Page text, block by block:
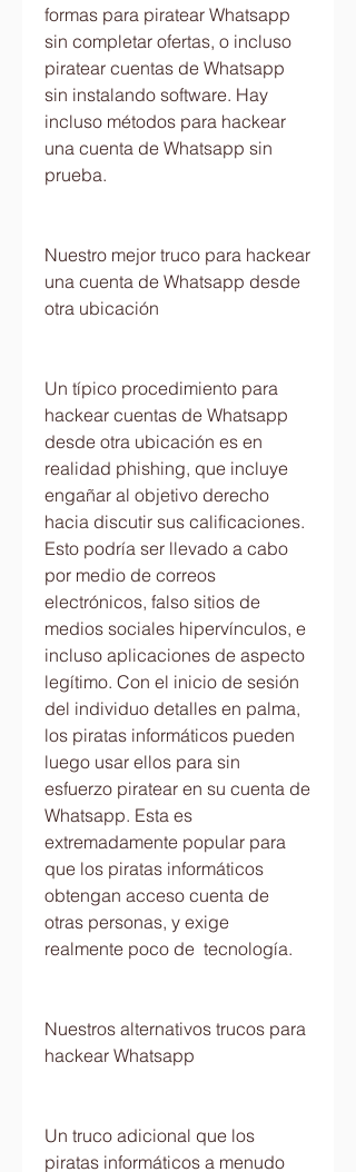
formas para piratear Whatsapp
sin completar ofertas, o incluso
piratear cuentas de Whatsapp
sin instalando software. Hay
incluso métodos para hackear
una cuenta de Whatsapp sin
prueba.
Nuestro mejor truco para hackear
una cuenta de Whatsapp desde
otra ubicación
Un típico procedimiento para
hackear cuentas de Whatsapp
desde otra ubicación es en
realidad phishing, que incluye
engañar al objetivo derecho
hacia discutir sus calificaciones.
Esto podría ser llevado a cabo
por medio de correos
electrónicos, falso sitios de
medios sociales hipervínculos, e
incluso aplicaciones de aspecto
legítimo. Con el inicio de sesión
del individuo detalles en palma,
los piratas informáticos pueden
luego usar ellos para sin
esfuerzo piratear en su cuenta de
Whatsapp. Esta es
extremadamente popular para
que los piratas informáticos
obtengan acceso cuenta de
otras personas, y exige
realmente poco de  tecnología.
Nuestros alternativos trucos para
hackear Whatsapp
Un truco adicional que los
piratas informáticos a menudo